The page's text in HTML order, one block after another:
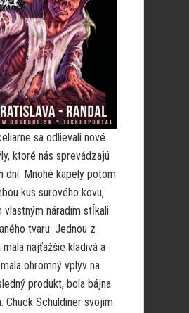
sa odlievali nové
ktoré nás sprevádzajú
dní. Mnohé kapely potom
kus surového kovu,
vlastným náradím stĺkali
tvaru. Jednou z
mala najťažšie kladivá a
ohromný vplyv na
produkt, bola bájna
Chuck Schuldiner svojim